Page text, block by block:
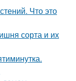
Что это
сорта и их